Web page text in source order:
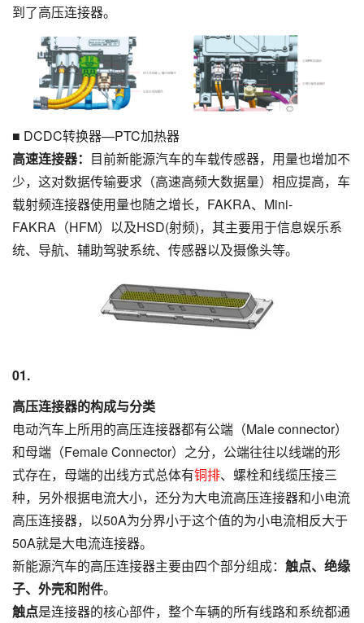
到了高压连接器。
■ DCDC转换器—PTC加热器
高速连接器： 目前新能源汽车的车载传感器，用量也增加不
少，这对数据传输要求（高速高频大数据量）相应提高，车
载射频连接器使用量也随之增长，FAKRA、Mini-
FAKRA（HFM）以及HSD(射频)，其主要用于信息娱乐系
统、导航、辅助驾驶系统、传感器以及摄像头等。
01.
高压连接器的构成与分类
电动汽车上所用的高压连接器都有公端（Male connector）
和母端（Female Connector）之分，公端往往以线端的形
式存在，母端的出线方式总体有铜排、螺栓和线缆压接三
种，另外根据电流大小，还分为大电流高压连接器和小电流
高压连接器，以50A为分界小于这个值的为小电流相反大于
50A就是大电流连接器。
新能源汽车的高压连接器主要由四个部分组成： 触点、绝缘
子、外壳和附件。
触点是连接器的核心部件，整个车辆的所有线路和系统都通